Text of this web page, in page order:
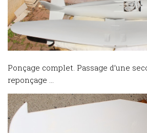
Ponçage complet. Passage d’une
reponçage …